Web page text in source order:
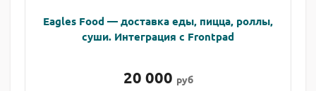
Eagles Food — доставка еды, пицца, роллы,
суши. Интеграция с Frontpad
20 000 руб